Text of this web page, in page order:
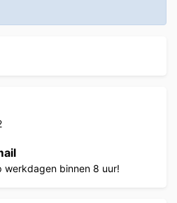
werkdagen binnen 8 uur!